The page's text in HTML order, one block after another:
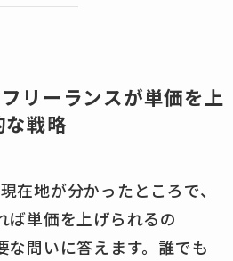
リーランスが単価を上
戦略
在地が分かったところで、
ば単価を上げられるの
な問いに答えます。誰でも